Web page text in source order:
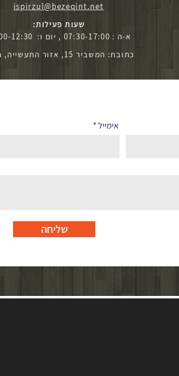
ispirzul@bezeqint.net
שעות פעילות:
א-ה : 07:30-17:00 , יום ו: 08:00-12:30
כתובת: המשביר 15, אזור התעשייה, חולון
אימייל
שליחה